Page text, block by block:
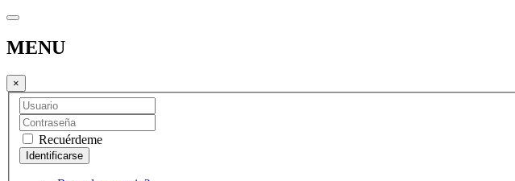
MENU
×
Recuérdeme